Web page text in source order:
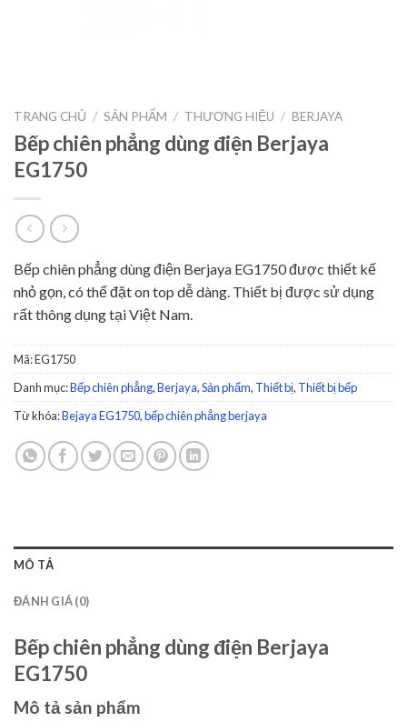
TRANG CHỦ / SẢN PHẨM / THƯƠNG HIỆU / BERJAYA
Bếp chiên phẳng dùng điện Berjaya
EG1750
Bếp chiên phẳng dùng điện Berjaya EG1750 được thiết kế
nhỏ gọn, có thể đặt on top dễ dàng. Thiết bị được sử dụng
rất thông dụng tại Việt Nam.
Mã:EG1750
Danh mục:Bếp chiên phẳng,Berjaya,Sản phẩm, Thiết bị, Thiết bị bếp
Từ khóa:Bejaya EG1750,bếp chiên phẳng berjaya
MÔ TẢ
ĐÁNH GIÁ (0)
Bếp chiên phẳng dùng điện Berjaya
EG1750
Mô tả sản phẩm